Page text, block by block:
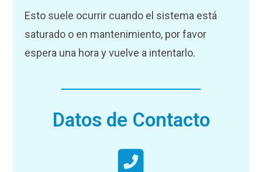
Esto suele ocurrir cuando el sistema está
saturado o en mantenimiento, por favor
espera una hora y vuelve a intentarlo.
Datos de Contacto